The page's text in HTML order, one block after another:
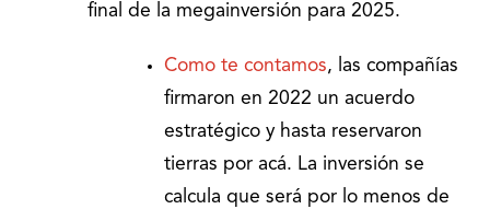
final de la megainversión para 2025.
Como te contamos, las compañías
firmaron en 2022 un acuerdo
estratégico y hasta reservaron
tierras por acá. La inversión se
calcula que será por lo menos de